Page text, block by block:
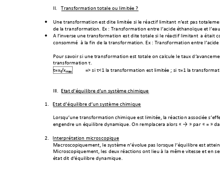
II. Transformation totale ou lim itée ?
• Une transformation est dite limitée si le réactif limitant n’est pas totaleme
de la transformation. Ex : Transformation entre l’acide éthanoïque et l’ea
• A l’inverse une transformation est dite totale si le réactif limitant  a était
consommé  à la fin de la transformation. Ex : Transformation entre
Pour savoir si une transformation est totale on calcule le taux d
transformation τ.
τ=xf/xmax => si τ<1 la transformation est limitée ; si τ=1 la
Etat d’équilibre d’un système chimique
1. Etat d’équilibre d’un système chimique
Lorsqu’une transformation chimique est limitée, la réaction associée
engendre un équilibre dynamique. On remplacera alors « → » par « = »
2. Interprétation microscopique
Macroscopiquement, le système n’évolue pas lorsque l’équilibre est attei
Microscopiquement, les deux réactions ont lieu à la mêm e vitesse et en
état dit d’équilibre dynamique.